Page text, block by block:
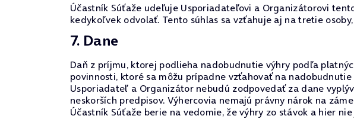
Účastník Súťaže udeľuje Usporiadateľovi a Organizátorovi
kedykoľvek odvolať. Tento súhlas sa vzťahuje aj na tretie
7. Dane
Daň z príjmu, ktorej podlieha nadobudnutie výhry podľa
povinnosti, ktoré sa môžu prípadne vzťahovať na
Usporiadateľ a Organizátor nebudú zodpovedať za dane
neskorších predpisov. Výhercovia nemajú právny nárok na
Účastník Súťaže berie na vedomie, že výhry zo stávok a hier